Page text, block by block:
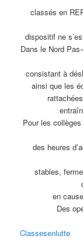
classés en
dispositif ne
Dans le Nord
consistant à
ainsi que les
Pour les
des heures
stables,
en
Des
Classesenlutte